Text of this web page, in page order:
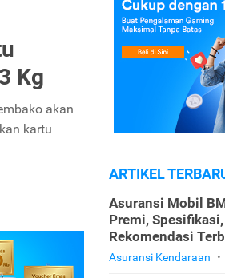
Kg
akan
kartu
ARTIKEL
Asuransi Mobil
Premi,
Rekomendasi
Asuransi Kendaraan •